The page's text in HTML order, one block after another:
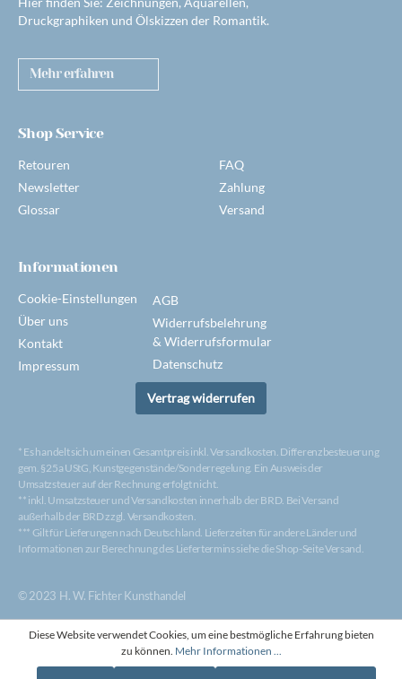
Druckgraphiken und Ölskizzen der Romantik.
Mehr erfahren
Shop Service
Retouren
Newsletter
Glossar
FAQ
Zahlung
Versand
Informationen
Cookie-Einstellungen
Über uns
Kontakt
Impressum
AGB
Widerrufsbelehrung
& Widerrufsformular
Datenschutz
Vertrag widerrufen
© 2023 H. W. Fichter Kunsthandel
* Es handelt sich um einen Gesamtpreis inkl. Versandkosten. Differenzbesteuerung
gem. §25a UStG, Kunstgegenstände/Sonderregelung. Ein Ausweis der
Umsatzsteuer auf der Rechnung erfolgt nicht.
** inkl. Umsatzsteuer und Versandkosten innerhalb der BRD. Bei Versand
außerhalb der BRD zzgl. Versandkosten.
*** Gilt für Lieferungen nach Deutschland. Lieferzeiten für andere Länder und
Informationen zur Berechnung des Liefertermins siehe die Shop-Seite Versand.
Diese Website verwendet Cookies, um eine bestmögliche Erfahrung bieten
zu können. Mehr Informationen ...